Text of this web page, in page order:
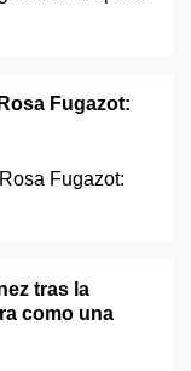
Fugazot:
tras la
como una